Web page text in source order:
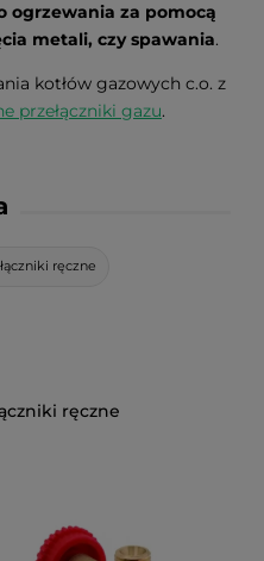
ręczne
ogrzewania za pomocą
metali, czy spawania.
kotłów gazowych c.o. z
przełączniki gazu.
ręczne